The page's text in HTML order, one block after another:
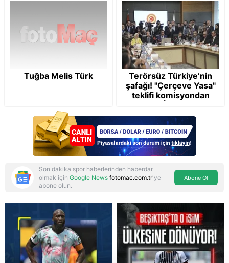
Reddet
Tuğba Melis Türk
Terörsüz Türkiye’nin
şafağı! "Çerçeve Yasa"
teklifi komisyondan
geçti: İP ve Yeni
Parti'den provokasyon
Son dakika spor haberlerinden haberdar
olmak için Google News fotomac.com.tr'ye
abone olun.
Abone Ol